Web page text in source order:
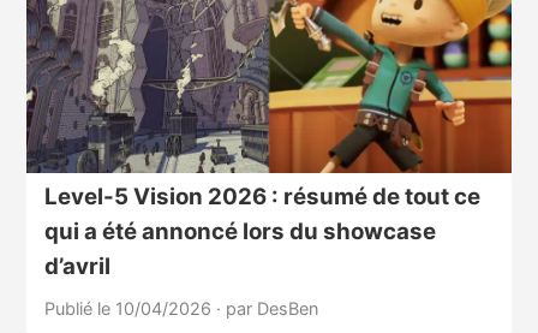
Level-5 Vision 2026 : résumé de tout ce
qui a été annoncé lors du showcase
d’avril
Publié le 10/04/2026 · par DesBen